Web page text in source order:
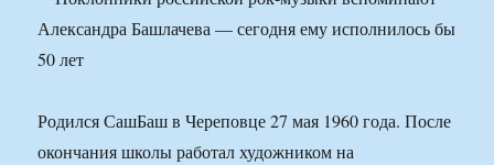
Родился СашБаш в Череповце 27 мая 1960 года. После
окончания школы работал художником на